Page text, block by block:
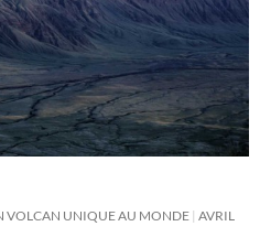
VOLCAN UNIQUE AU MONDE AVRIL